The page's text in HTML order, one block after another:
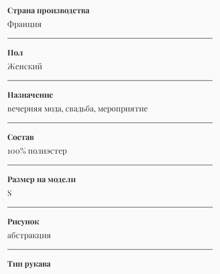
Страна производства
Франция
Пол
Женский
Назначение
вечерняя мода, свадьба, мероприятие
Состав
100% полиэстер
Размер на модели
S
Рисунок
абстракция
Тип рукава